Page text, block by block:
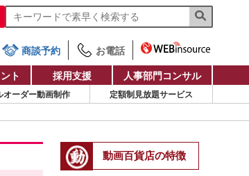
商談予約
お電話
ト 採用支援 人事部門コンサル
オーダー動画制作 定額制見放題サービス
動画百貨店の特徴